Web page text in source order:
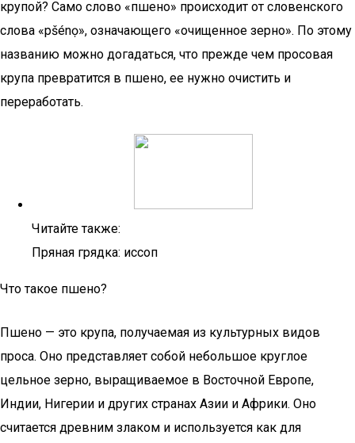
крупой? Само слово «пшено» происходит от словенского
слова «pšénọ», означающего «очищенное зерно». По этому
названию можно догадаться, что прежде чем просовая
крупа превратится в пшено, ее нужно очистить и
переработать.
Читайте также:
Пряная грядка: иссоп
Что такое пшено?
Пшено — это крупа, получаемая из культурных видов
проса. Оно представляет собой небольшое круглое
цельное зерно, выращиваемое в Восточной Европе,
Индии, Нигерии и других странах Азии и Африки. Оно
считается древним злаком и используется как для